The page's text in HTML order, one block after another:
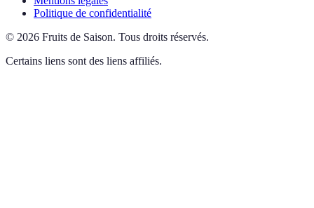
Politique de confidentialité
© 2026 Fruits de Saison. Tous droits réservés.
Certains liens sont des liens affiliés.